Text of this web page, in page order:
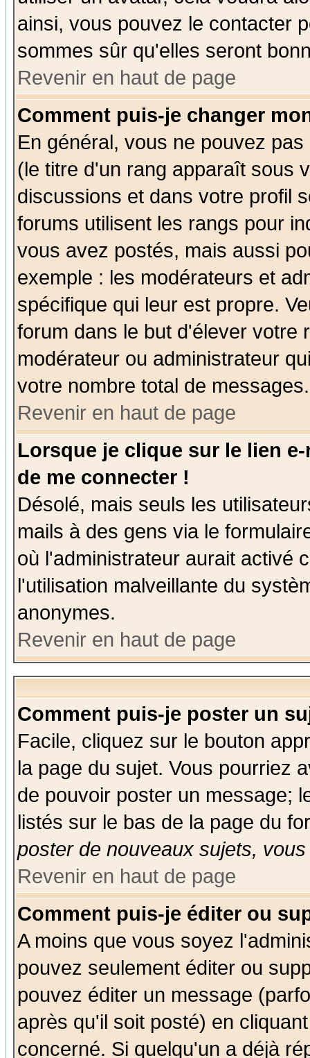
ainsi, vous pouvez le contacter
sommes sûr qu'elles seront
Revenir en haut de page
Comment puis-je changer
En général, vous ne pouvez
(le titre d'un rang apparaît sous
discussions et dans votre profil
forums utilisent les rangs pour
vous avez postés, mais aussi
exemple : les modérateurs et
spécifique qui leur est propre.
forum dans le but d'élever votre
modérateur ou administrateur
votre nombre total de messages.
Revenir en haut de page
Lorsque je clique sur le lien
de me connecter !
Désolé, mais seuls les
mails à des gens via le
où l'administrateur aurait activé
l'utilisation malveillante du
anonymes.
Revenir en haut de page
Comment puis-je poster un
Facile, cliquez sur le bouton
la page du sujet. Vous pourriez
de pouvoir poster un message;
listés sur le bas de la page du
poster de nouveaux sujets,
Revenir en haut de page
Comment puis-je éditer ou
A moins que vous soyez
pouvez seulement éditer ou
pouvez éditer un message
après qu'il soit posté) en
concerné. Si quelqu'un a déjà